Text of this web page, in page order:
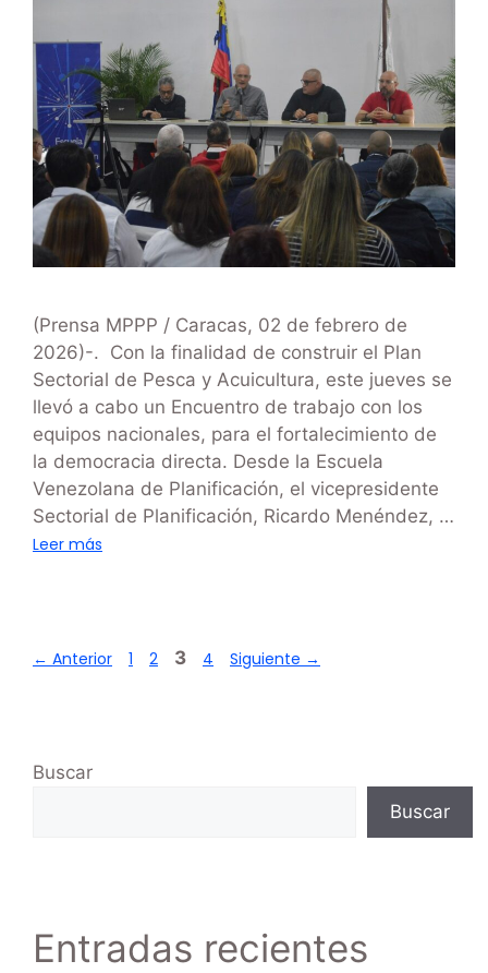
(Prensa MPPP / Caracas, 02 de febrero de
2026)-. Con la finalidad de construir el Plan
Sectorial de Pesca y Acuicultura, este jueves se
llevó a cabo un Encuentro de trabajo con los
equipos nacionales, para el fortalecimiento de
la democracia directa. Desde la Escuela
Venezolana de Planificación, el vicepresidente
Sectorial de Planificación, Ricardo Menéndez, …
Leer más
← Anterior 1 2 3 4 Siguiente →
Buscar
Buscar
Entradas recientes